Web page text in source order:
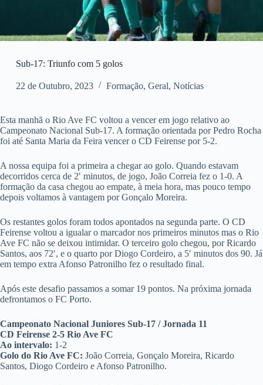
Sub-17: Triunfo com 5 golos
22 de Outubro, 2023 Formação, Geral, Notícias
Esta manhã o Rio Ave FC voltou a vencer em jogo relativo ao
Campeonato Nacional Sub-17. A formação orientada por Pedro Rocha
foi até Santa Maria da Feira vencer o CD Feirense por 5-2.
A nossa equipa foi a primeira a chegar ao golo. Quando estavam
decorridos cerca de 2′ minutos, de jogo, João Correia fez o 1-0. A
formação da casa chegou ao empate, à meia hora, mas pouco tempo
depois voltamos à vantagem por Gonçalo Moreira.
Os restantes golos foram todos apontados na segunda parte. O CD
Feirense voltou a igualar o marcador nos primeiros minutos mas o Rio
Ave FC não se deixou intimidar. O terceiro golo chegou, por Ricardo
Santos, aos 72′, e o quarto por Diogo Cordeiro, a 5′ minutos dos 90. Já
em tempo extra Afonso Patronilho fez o resultado final.
Após este desafio passamos a somar 19 pontos. Na próxima jornada
defrontamos o FC Porto.
Campeonato Nacional Juniores Sub-17 / Jornada 11
CD Feirense 2-5 Rio Ave FC
Ao intervalo: 1-2
Golo do Rio Ave FC: João Correia, Gonçalo Moreira, Ricardo
Santos, Diogo Cordeiro e Afonso Patronilho.